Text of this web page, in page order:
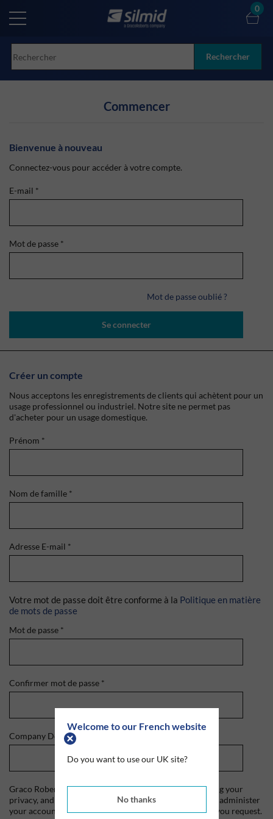
Welcome to our French website
Do you want to use our UK site?
No thanks
main
Rechercher
0
Commencer
Bienvenue à nouveau
Connectez-vous pour accéder à votre compte.
E-mail *
Mot de passe *
Mot de passe oublié ?
Se connecter
Créer un compte
Nous acceptons les enregistrements de clients qui achètent pour un
usage professionnel ou industriel. Notre site ne permet pas
d'acheter pour un usage domestique.
Prénom *
Nom de famille *
Adresse E-mail *
Votre mot de passe doit être conforme à la Politique en matière
de mots de passe
Mot de passe *
Confirmer mot de passe *
Company Domain
Graco Roberts is committed to protecting and respecting your
privacy, and we'll only use your personal information to administer
your account and to provide the products and services you request.